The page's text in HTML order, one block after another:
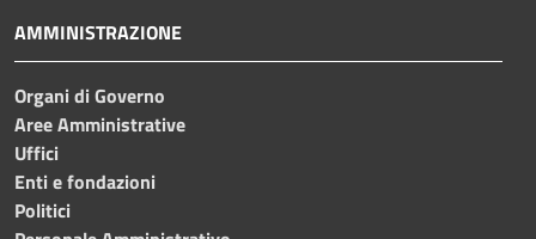
AMMINISTRAZIONE
Organi di Governo
Aree Amministrative
Uffici
Enti e fondazioni
Politici